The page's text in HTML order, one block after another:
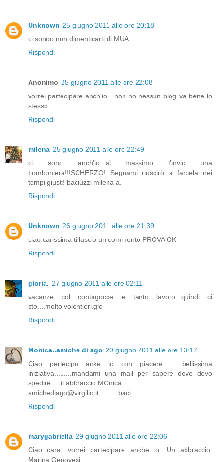
Unknown 25 giugno 2011 alle ore 20:18
ci sonoo non dimenticarti di MUA
Rispondi
Anonimo 25 giugno 2011 alle ore 22:08
vorrei partecipare anch'io . non ho nessun blog va bene lo
stesso
Rispondi
milena 25 giugno 2011 alle ore 22:49
ci sono anch'io...al massimo t'invio una
bomboniera!!!SCHERZO! Segnami riuscirò a farcela nei
tempi giusti! baciuzzi milena a.
Rispondi
Unknown 26 giugno 2011 alle ore 21:39
ciao carissima ti lascio un commento PROVA OK
Rispondi
gloria. 27 giugno 2011 alle ore 02:11
vacanze col contagocce e tanto lavoro...quindi....ci
sto....molto volentieri.glo
Rispondi
Monica..amiche di ago 29 giugno 2011 alle ore 13:17
Ciao pertecipo anke io con piacere..........bellissima
iniziativa.........mandami una mail per sapere dove devo
spedire.....ti abbraccio MOnica
amichediago@virgilio.it..........baci
Rispondi
marygabriella 29 giugno 2011 alle ore 22:06
Ciao cara, vorrei partecipare anche io. Un abbraccio.
Marina Genovesi